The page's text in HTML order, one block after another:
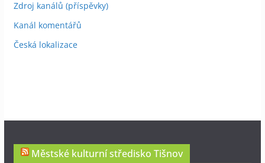
Zdroj kanálů (příspěvky)
Kanál komentářů
Česká lokalizace
Městské kulturní středisko Tišnov